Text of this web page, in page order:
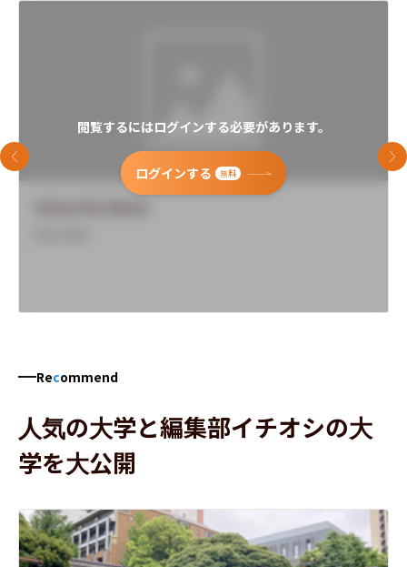
閲覧するにはログインする必要があります。
ログインする 無料
前のスライド 次
Recommend
人気の大学と編集部イチオシの大
学を大公開